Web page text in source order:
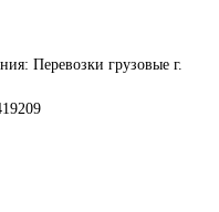
Перевозки грузовые г.